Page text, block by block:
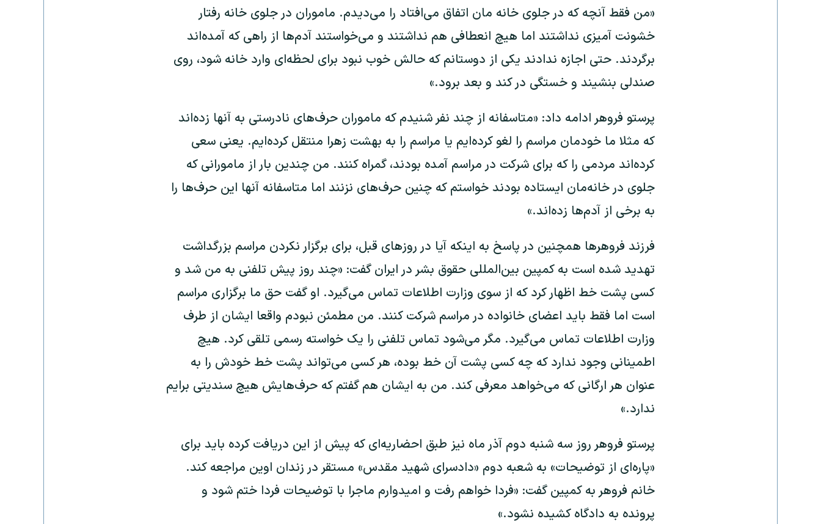
«من فقط آنچه که در جلوی خانه مان اتفاق می‌افتاد را می‌دیدم. ماموران در جلوی خانه رفتار
خشونت آمیزی نداشتند اما هیچ انعطافی هم نداشتند و می‌خواستند آدم‌ها از راهی که آمده‌اند
برگردند. حتی اجازه ندادند یکی از دوستانم که حالش خوب نبود برای لحظه‌ای وارد خانه شود، روی
صندلی بنشیند و خستگی در کند و بعد برود.»
پرستو فروهر ادامه داد: «متاسفانه از چند نفر شنیدم که ماموران حرف‌های نادرستی به آنها زده‌اند
که مثلا ما خودمان مراسم را لغو کرده‌ایم یا مراسم را به بهشت زهرا منتقل کرده‌ایم. یعنی سعی
کرده‌اند مردمی را که برای شرکت در مراسم آمده بودند، گمراه کنند. من چندین بار از مامورانی که
جلوی در خانه‌مان ایستاده بودند خواستم که چنین حرف‌های نزنند اما متاسفانه آنها این حرف‌ها را
به برخی از آدم‌ها زده‌اند.»
فرزند فروهرها همچنین در پاسخ به اینکه آیا در روزهای قبل، برای برگزار نکردن مراسم بزرگداشت
تهدید شده است به کمپین بین‌المللی حقوق بشر در ایران گفت: «چند روز پیش تلفنی به من شد و
کسی پشت خط اظهار کرد که از سوی وزارت اطلاعات تماس می‌گیرد. او گفت حق ما برگزاری مراسم
است اما فقط باید اعضای خانواده در مراسم شرکت کنند. من مطمئن نبودم واقعا ایشان از طرف
وزارت اطلاعات تماس می‌گیرد. مگر می‌شود تماس تلفنی را یک خواسته رسمی تلقی کرد. هیچ
اطمینانی وجود ندارد که چه کسی پشت آن خط بوده، هر کسی می‌تواند پشت خط خودش را به
عنوان هر ارگانی که می‌خواهد معرفی کند. من به ایشان هم گفتم که حرف‌هایش هیچ سندیتی برایم
ندارد.»
پرستو فروهر روز سه شنبه دوم آذر ماه نیز طبق احضاریه‌ای که پیش از این دریافت کرده باید برای
«پاره‌ای از توضیحات» به شعبه دوم «دادسرای شهید مقدس» مستقر در زندان اوین مراجعه کند.
خانم فروهر به کمپین گفت: «فردا خواهم رفت و امیدوارم ماجرا با توضیحات فردا ختم شود و
پرونده به دادگاه کشیده نشود.»